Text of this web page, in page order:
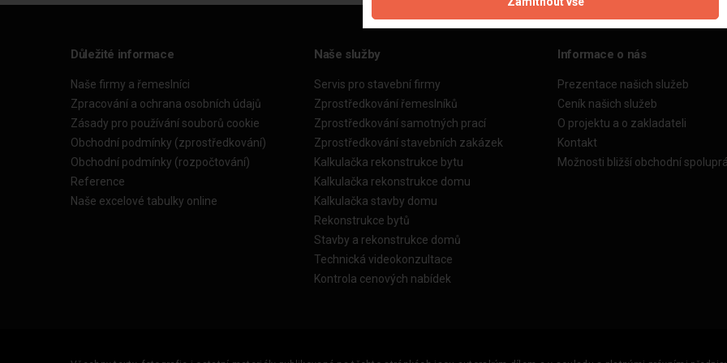
Důležité informace
Naše firmy a řemeslníci
Zpracování a ochrana osobních údajů
Zásady pro používání souborů cookie
Obchodní podmínky (zprostředkování)
Obchodní podmínky (rozpočtování)
Reference
Naše excelové tabulky online
Naše služby
Servis pro stavební firmy
Zprostředkování řemeslníků
Zprostředkování samotných prací
Zprostředkování stavebních zakázek
Kalkulačka rekonstrukce bytu
Kalkulačka rekonstrukce domu
Kalkulačka stavby domu
Rekonstrukce bytů
Stavby a rekonstrukce domů
Technická videokonzultace
Kontrola cenových nabídek
Informace o nás
Prezentace našich služeb
Ceník našich služeb
O projektu a o zakladateli
Kontakt
Možnosti bližší obchodní